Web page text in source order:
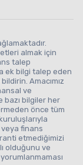
almak için
talep
ek bilgi talep eden
Amacımız
ve
bazı bilgiler her
önce tüm
veya finans
etmediğimizi
olduğunu ve